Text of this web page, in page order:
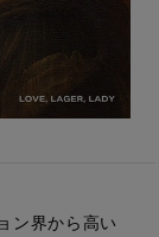
ン界から高い